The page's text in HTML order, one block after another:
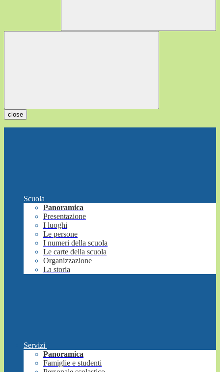
close
Scuola
Panoramica
Presentazione
I luoghi
Le persone
I numeri della scuola
Le carte della scuola
Organizzazione
La storia
Servizi
Panoramica
Famiglie e studenti